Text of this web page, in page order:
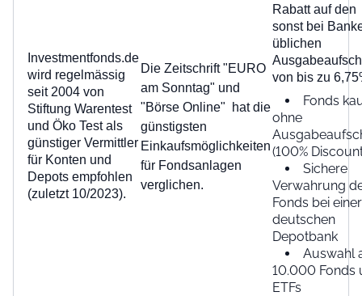
Investmentfonds.de
wird regelmässig
seit 2004 von
Stiftung Warentest
und Öko Test als
günstiger Vermittler
für Konten und
Depots empfohlen
(zuletzt 10/2023).
Die Zeitschrift "EURO
am Sonntag" und
"Börse Online" hat die
günstigsten
Einkaufsmöglichkeiten
für Fondsanlagen
verglichen.
Rabatt auf den
sonst bei
üblichen
von bis zu
Fonds
ohne
(100%
Sichere
Verwahrung
Fonds bei einer
deutschen
Depotbank
Auswahl
10.000 Fonds
ETFs